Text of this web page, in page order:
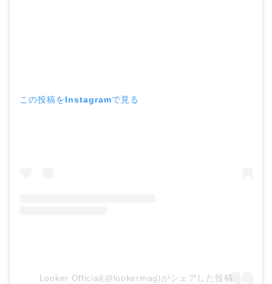
この投稿をInstagramで見る
Looker Official(@lookermag)がシェアした投稿